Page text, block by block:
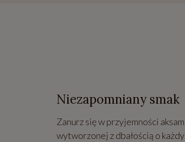
Niezapomniany smak
Zanurz się w przyjemności
wytworzonej z dbałością o